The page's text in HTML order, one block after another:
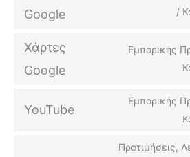
Google
/
Χάρτες
Google
Εμπορικής
YouTube
Εμπορικής
Προτιμήσεις,